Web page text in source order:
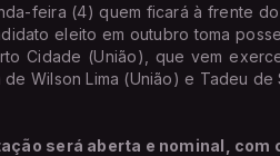
feira (4) quem ficará à frente
eleito em outubro toma
Cidade (União), que vem
de Wilson Lima (União) e Tadeu de
será aberta e nominal,